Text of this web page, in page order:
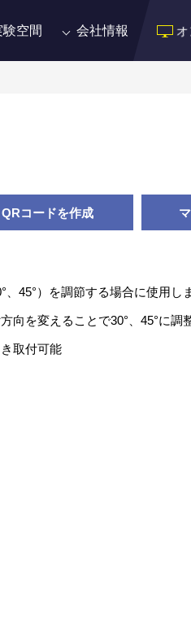
空間 会社情報
QRコードを作成
、45°）を調節する場合に使用し
向を変えることで30°、45°に調
取付可能